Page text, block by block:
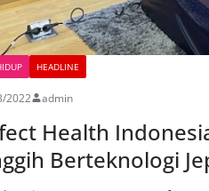
HEADLINE
2022 admin
Health
Berteknologi